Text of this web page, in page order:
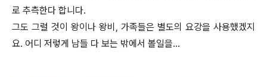
로 추측한다 합니다.
그도 그럴 것이 왕이나 왕비, 가족들은 별도의 요강을 사용했겠지
요. 어디 저렇게 남들 다 보는 밖에서 볼일을…